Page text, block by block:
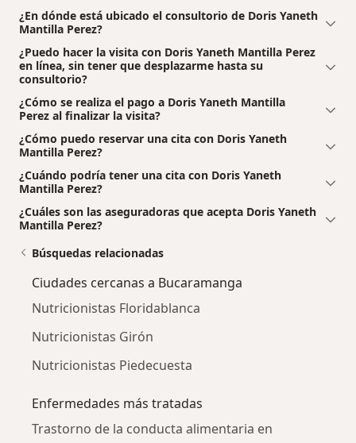
¿En dónde está ubicado el consultorio de Doris Yaneth
Mantilla Perez?
¿Puedo hacer la visita con Doris Yaneth Mantilla Perez
en línea, sin tener que desplazarme hasta su
consultorio?
¿Cómo se realiza el pago a Doris Yaneth Mantilla
Perez al finalizar la visita?
¿Cómo puedo reservar una cita con Doris Yaneth
Mantilla Perez?
¿Cuándo podría tener una cita con Doris Yaneth
Mantilla Perez?
¿Cuáles son las aseguradoras que acepta Doris Yaneth
Mantilla Perez?
Búsquedas relacionadas
Ciudades cercanas a Bucaramanga
Nutricionistas Floridablanca
Nutricionistas Girón
Nutricionistas Piedecuesta
Enfermedades más tratadas
Trastorno de la conducta alimentaria en